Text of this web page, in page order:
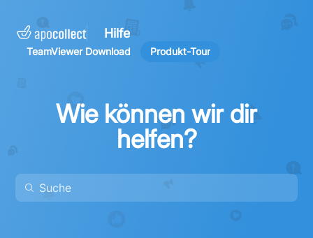
Hilfe
TeamViewer Download Produkt-Tour
Wie können wir dir
helfen?